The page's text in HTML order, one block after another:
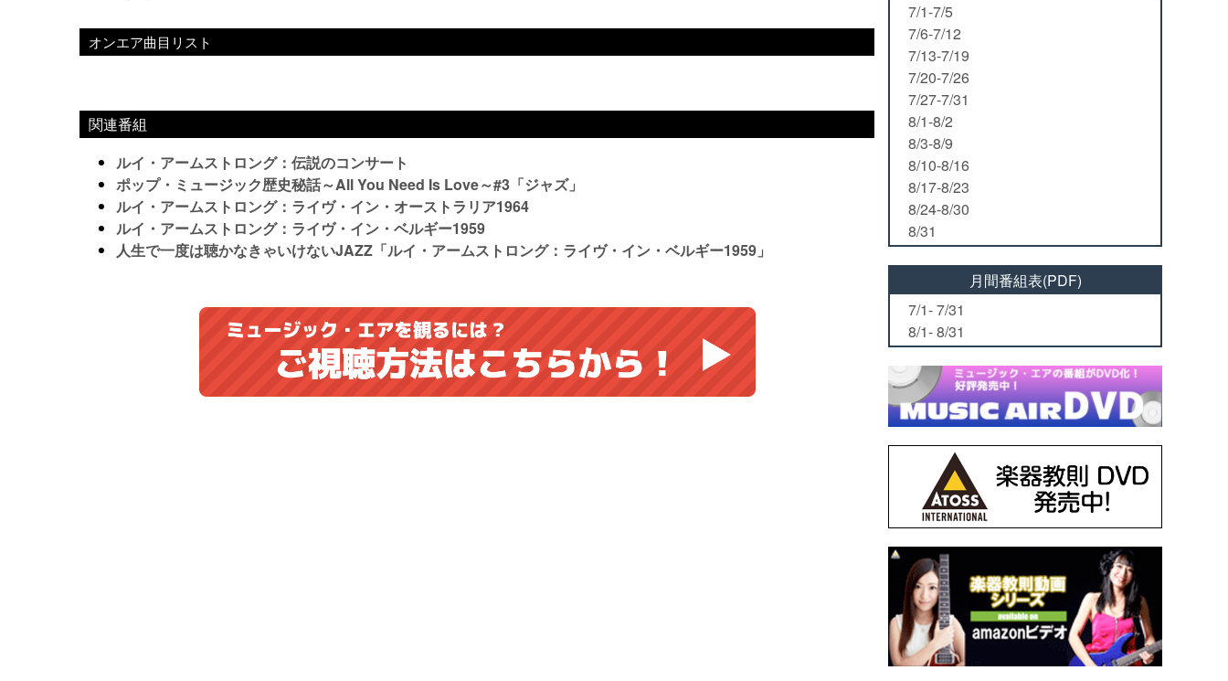
オンエア曲目リスト
関連番組
ルイ・アームストロング：伝説のコンサート
ポップ・ミュージック歴史秘話～All You Need Is Love～#3「ジャズ」
ルイ・アームストロング：ライヴ・イン・オーストラリア1964
ルイ・アームストロング：ライヴ・イン・ベルギー1959
人生で一度は聴かなきゃいけないJAZZ「ルイ・アームストロング：ライヴ・イン・ベルギー1959」
7/1-7/5
7/6-7/12
7/13-7/19
7/20-7/26
7/27-7/31
8/1-8/2
8/3-8/9
8/10-8/16
8/17-8/23
8/24-8/30
8/31
月間番組表(PDF)
7/1- 7/31
8/1- 8/31